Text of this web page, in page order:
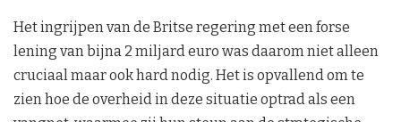
Het ingrijpen van de Britse regering met een forse
lening van bijna 2 miljard euro was daarom niet alleen
cruciaal maar ook hard nodig. Het is opvallend om te
zien hoe de overheid in deze situatie optrad als een